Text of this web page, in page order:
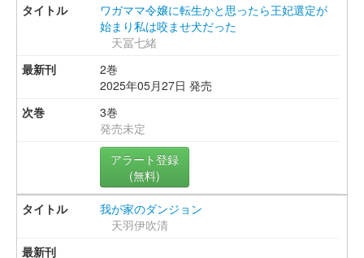
ワガママ令嬢に転生かと思ったら王妃選定が
始まり私は咬ませ犬だった
天冨七緒
2巻
2025年05月27日 発売
3巻
発売未定
アラート登録
(無料)
我が家のダンジョン
天羽伊吹清